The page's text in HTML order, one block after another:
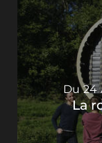
Du 24
La